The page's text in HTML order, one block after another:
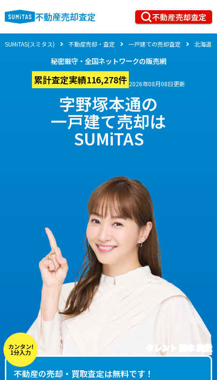
不動産売却査定 不動産売却査定
SUMiTAS(スミタス) 不動産売却・査定 一戸建ての売却査定 北海道
秘密厳守・全国ネットワークの販売網
累計査定実績116,278件 2026年08月08日更新
字野塚本通の
一戸建て売却は
SUMiTAS
タレント 藤本 美貴
カンタン!
1分入力
不動産の売却・買取査定は無料です！